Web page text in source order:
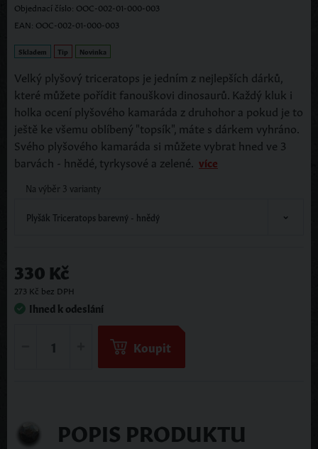
Objednací číslo: OOC-002-01-000-003
EAN: OOC-002-01-000-003
Skladem Tip Novinka
Velký plyšový triceratops je jedním z nejlepších dárků,
které můžete pořídit fanouškovi dinosaurů. Každý kluk i
holka ocení plyšového kamaráda z druhohor a pokud je to
ještě ke všemu oblíbený "topsík", máte s dárkem vyhráno.
Svého plyšového kamaráda si můžete vybrat hned ve 3
barvách - hnědé, tyrkysové a zelené. více
Na výběr 3 varianty
Plyšák Triceratops barevný - hnědý
330 Kč
273 Kč bez DPH
Ihned k odeslání
Koupit
POPIS PRODUKTU